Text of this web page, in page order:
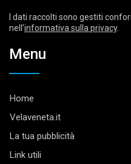
I dati raccolti sono gestiti
nell’informativa sulla privacy.
Menu
Home
Velaveneta.it
La tua pubblicità
Link utili